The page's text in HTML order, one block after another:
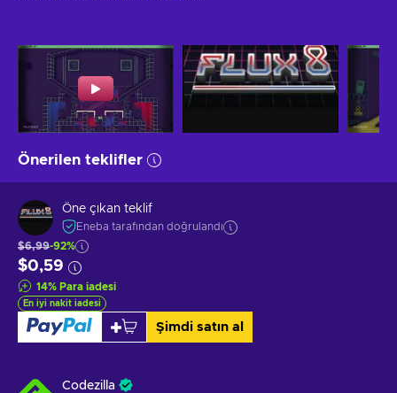
Önerilen teklifler
Öne çıkan teklif
Eneba tarafından doğrulandı
$6,99-92%
$0,59
14% Para iadesi
En iyi nakit iadesi
Şimdi satın al
Codezilla